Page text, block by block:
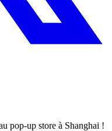
pop-up store à Shanghai !